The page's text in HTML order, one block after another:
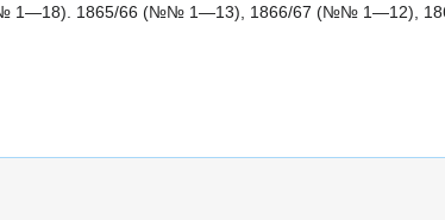
(№№ 1—18). 1865/66 (№№ 1—13), 1866/67 (№№ 1—12),